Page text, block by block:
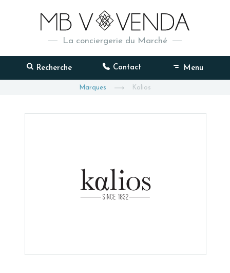
La conciergerie du Marché
Recherche Contact Menu
Marques Kalios